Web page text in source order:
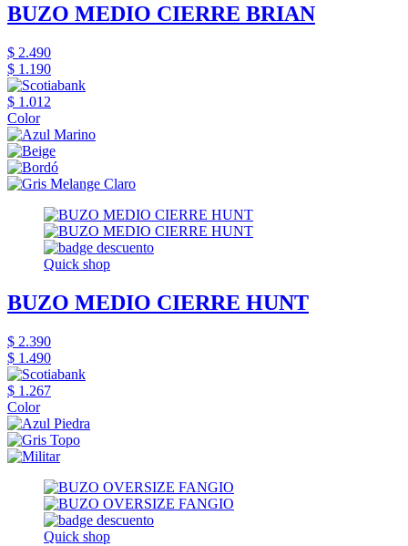
BUZO MEDIO CIERRE BRIAN
$ 2.490
$ 1.190
$ 1.012
Color
Quick shop
BUZO MEDIO CIERRE HUNT
$ 2.390
$ 1.490
$ 1.267
Color
Quick shop